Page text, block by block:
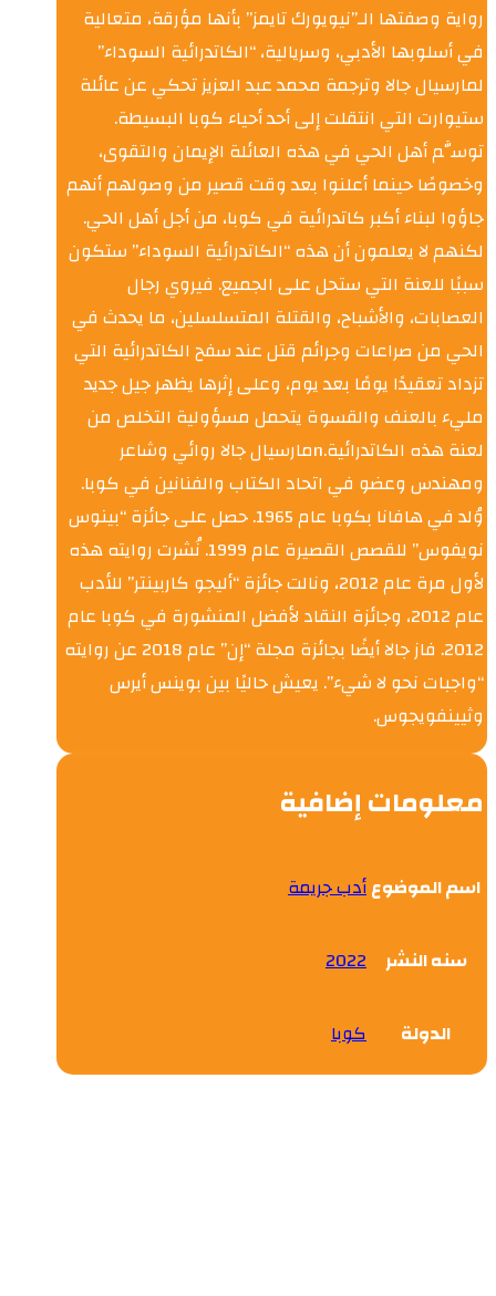
رواية وصفتها الـ”نيويورك تايمز” بأنها مؤرقة، متعالية
في أسلوبها الأدبي، وسريالية، “الكاتدرائية السوداء”
لمارسيال جالا وترجمة محمد عبد العزيز تحكي عن عائلة
ستيوارت التي انتقلت إلى أحد أحياء كوبا البسيطة.
توسَّم أهل الحي في هذه العائلة الإيمان والتقوى،
وخصوصًا حينما أعلنوا بعد وقت قصير من وصولهم أنهم
جاؤوا لبناء أكبر كاتدرائية في كوبا، من أجل أهل الحي.
لكنهم لا يعلمون أن هذه “الكاتدرائية السوداء” ستكون
سببًا للعنة التي ستحل على الجميع. فيروي رجال
العصابات، والأشباح، والقتلة المتسلسلين، ما يحدث في
الحي من صراعات وجرائم قتل عند سفح الكاتدرائية التي
تزداد تعقيدًا يومًا بعد يوم، وعلى إثرها يظهر جيل جديد
مليء بالعنف والقسوة يتحمل مسؤولية التخلص من
لعنة هذه الكاتدرائية.nمارسيال جالا روائي وشاعر
ومهندس وعضو في اتحاد الكتاب والفنانين في كوبا.
وُلد في هافانا بكوبا عام 1965. حصل على جائزة “بينوس
نويفوس” للقصص القصيرة عام 1999. نُشرت روايته هذه
لأول مرة عام 2012، ونالت جائزة “أليجو كاربينتر” للأدب
عام 2012، وجائزة النقاد لأفضل المنشورة في كوبا عام
2012. فاز جالا أيضًا بجائزة مجلة “إن” عام 2018 عن روايته
“واجبات نحو لا شيء”. يعيش حاليًا بين بوينس أيرس
وثيينفويجوس.
معلومات إضافية
اسم الموضوعأدب جريمة
سنه النشر 2022
الدولة كوبا